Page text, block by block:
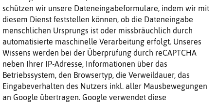
schützen wir unsere Dateneingabeformulare, indem wir mit
diesem Dienst feststellen können, ob die Dateneingabe
menschlichen Ursprungs ist oder missbräuchlich durch
automatisierte maschinelle Verarbeitung erfolgt. Unseres
Wissens werden bei der Überprüfung durch reCAPTCHA
neben Ihrer IP-Adresse, Informationen über das
Betriebssystem, den Browsertyp, die Verweildauer, das
Eingabeverhalten des Nutzers inkl. aller Mausbewegungen
an Google übertragen. Google verwendet diese